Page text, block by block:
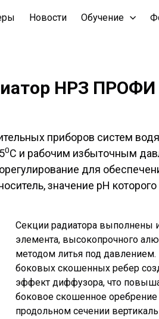
Новости Обучение
НРЗ
приборов систем
0С и рабочим избыточным
для
значение рН
Секции радиатора выполнены
элемента, высокопрочного
методом литья под
боковых скошенных ребер
эффект диффузора, что
боковое скошенное
продольном сечении